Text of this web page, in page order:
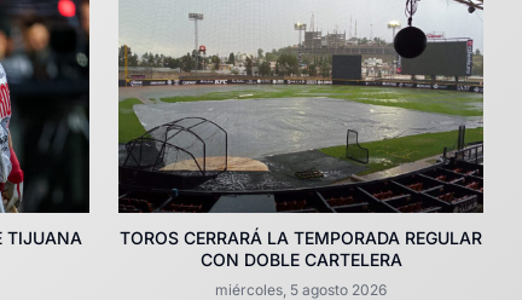
TIJUANA
TOROS CERRARÁ LA TEMPORADA REGULAR
CON DOBLE CARTELERA
miércoles, 5 agosto 2026